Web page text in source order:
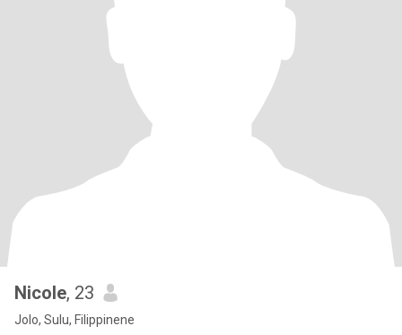
Nicole, 23
Jolo, Sulu, Filippinene